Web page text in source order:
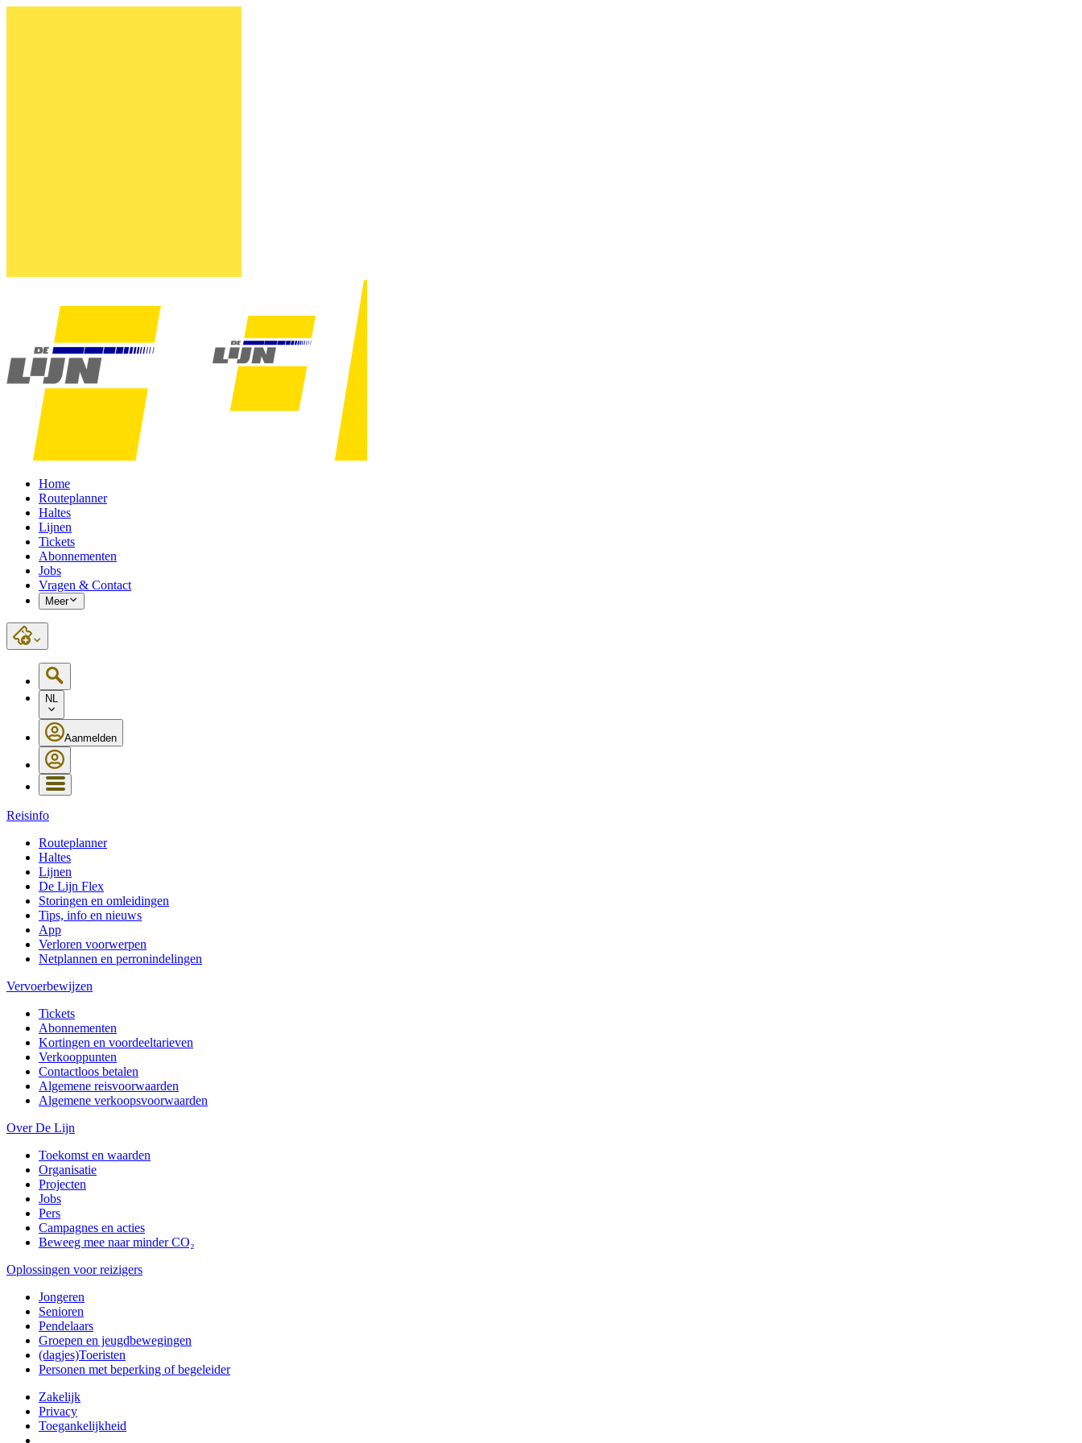
Home
Routeplanner
Haltes
Lijnen
Tickets
Abonnementen
Jobs
Vragen & Contact
Meer
NL
Aanmelden
Reisinfo
Routeplanner
Haltes
Lijnen
De Lijn Flex
Storingen en omleidingen
Tips, info en nieuws
App
Verloren voorwerpen
Netplannen en perronindelingen
Vervoerbewijzen
Tickets
Abonnementen
Kortingen en voordeeltarieven
Verkooppunten
Contactloos betalen
Algemene reisvoorwaarden
Algemene verkoopsvoorwaarden
Over De Lijn
Toekomst en waarden
Organisatie
Projecten
Jobs
Pers
Campagnes en acties
Beweeg mee naar minder CO₂
Oplossingen voor reizigers
Jongeren
Senioren
Pendelaars
Groepen en jeugdbewegingen
(dagjes)Toeristen
Personen met beperking of begeleider
Zakelijk
Privacy
Toegankelijkheid